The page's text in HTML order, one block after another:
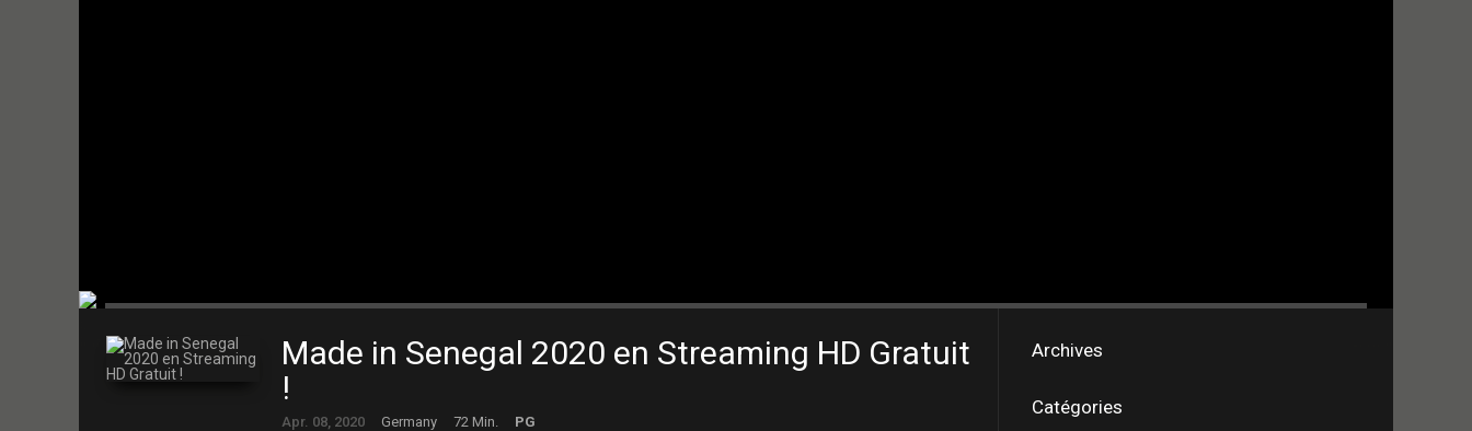
Made in Senegal 2020 en Streaming HD Gratuit
!
Apr. 08, 2020 Germany 72 Min. PG
Archives
Catégories